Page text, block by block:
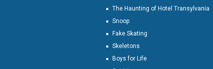
The Haunting of Hotel Transylvania
Snoop
Fake Skating
Skeletons
Boys for Life